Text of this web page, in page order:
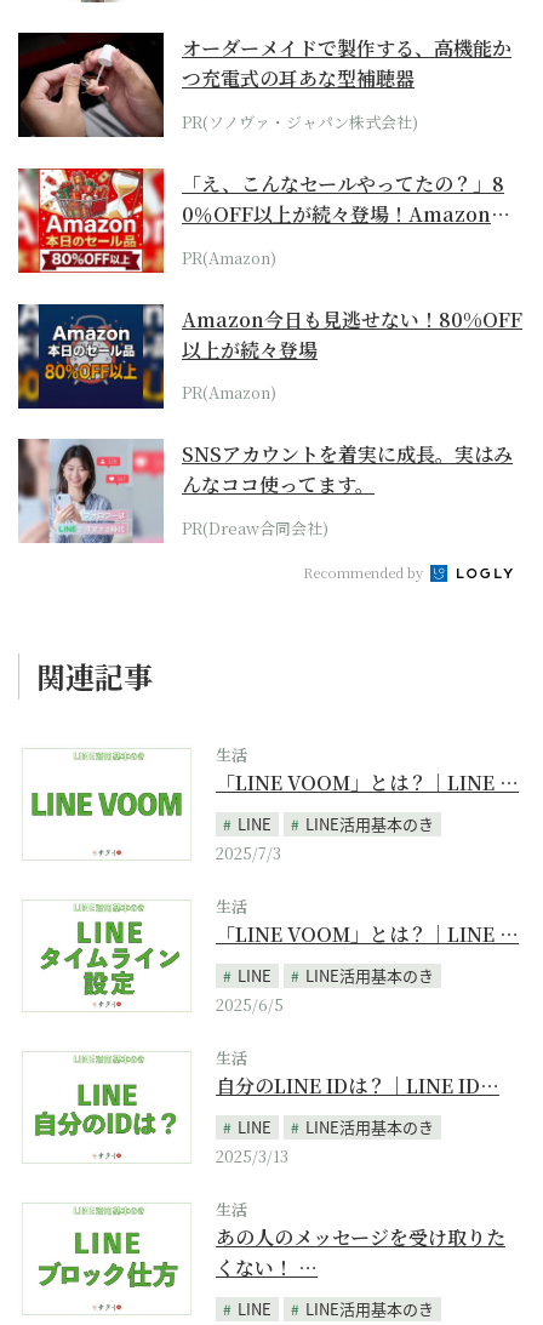
オーダーメイドで製作する、高機能か
つ充電式の耳あな型補聴器
PR(ソノヴァ・ジャパン株式会社)
「え、こんなセールやってたの？」8
0％OFF以上が続々登場！Amazonの
本気が...
PR(Amazon)
Amazon今日も見逃せない！80%OFF
以上が続々登場
PR(Amazon)
SNSアカウントを着実に成長。実はみ
んなココ使ってます。
PR(Dreaw合同会社)
Recommended by
関連記事
生活
「LINE VOOM」とは？｜LINE …
LINE
LINE活用基本のき
2025/7/3
生活
「LINE VOOM」とは？｜LINE …
LINE
LINE活用基本のき
2025/6/5
生活
自分のLINE IDは？｜LINE ID…
LINE
LINE活用基本のき
2025/3/13
生活
あの人のメッセージを受け取りた
くない！ …
LINE
LINE活用基本のき